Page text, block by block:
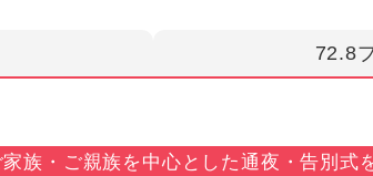
72.8
家族・ご親族を中心とした通夜・告別式